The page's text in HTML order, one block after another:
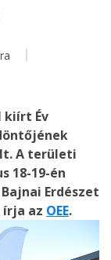
kiírt Év
A területi
18-19-én
Erdészet
írja az OEE.